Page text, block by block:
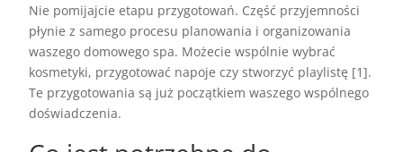
Nie pomijajcie etapu przygotowań. Część przyjemności
płynie z samego procesu planowania i organizowania
waszego domowego spa. Możecie wspólnie wybrać
kosmetyki, przygotować napoje czy stworzyć playlistę [1].
Te przygotowania są już początkiem waszego wspólnego
doświadczenia.